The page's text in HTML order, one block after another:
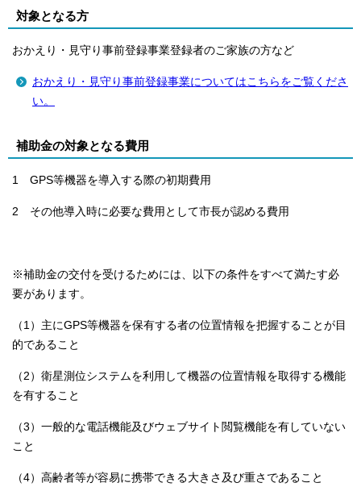
対象となる方
おかえり・見守り事前登録事業登録者のご家族の方など
おかえり・見守り事前登録事業についてはこちらをご覧くださ
い。
補助金の対象となる費用
1 GPS等機器を導入する際の初期費用
2 その他導入時に必要な費用として市長が認める費用
※補助金の交付を受けるためには、以下の条件をすべて満たす必
要があります。
（1）主にGPS等機器を保有する者の位置情報を把握することが目
的であること
（2）衛星測位システムを利用して機器の位置情報を取得する機能
を有すること
（3）一般的な電話機能及びウェブサイト閲覧機能を有していない
こと
（4）高齢者等が容易に携帯できる大きさ及び重さであること